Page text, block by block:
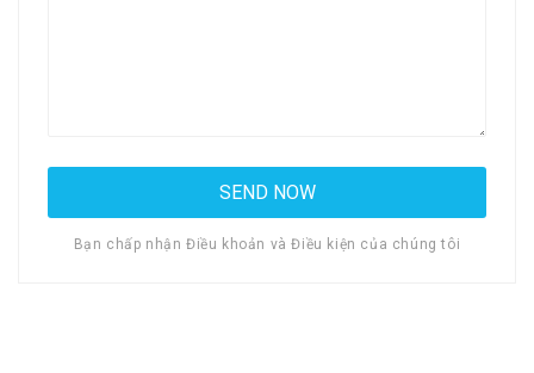
Bạn chấp nhận Điều khoản và Điều kiện của chúng tôi